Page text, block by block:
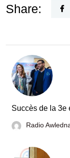
Share:
Succès de la 3e
Radio